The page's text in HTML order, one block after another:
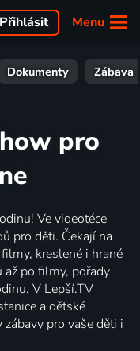
Menu
Přihlásit
Dokumenty Zábava
pro
Ve videotéce
pro děti. Čekají na
kreslené i hrané
až po filmy, pořady
V Lepší.TV
a dětské
pro vaše děti i